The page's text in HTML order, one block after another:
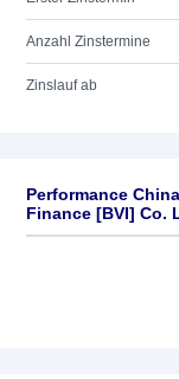
Anzahl Zinstermine
Zinslauf ab
Performance
Finance [BVI] Co.